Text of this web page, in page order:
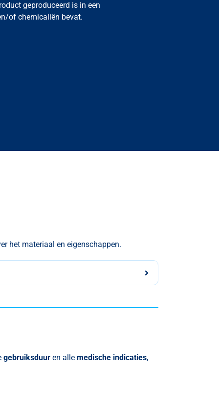
geproduceerd is in een
of chemicaliën bevat.
het materiaal en eigenschappen.
gebruiksduur en alle medische indicaties,